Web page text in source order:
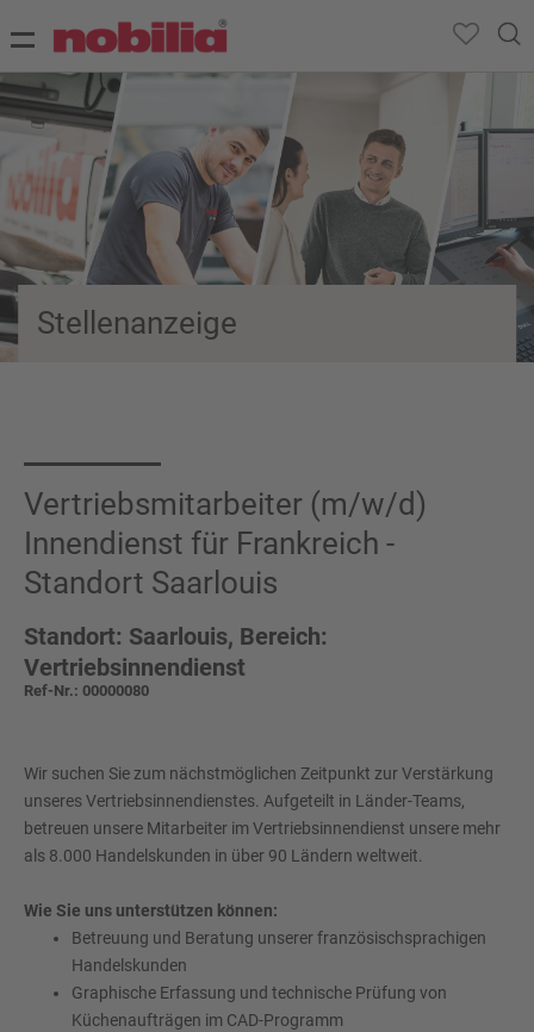
Stellenanzeige
Vertriebsmitarbeiter (m/w/d)
Innendienst für Frankreich -
Standort Saarlouis
Standort: Saarlouis, Bereich:
Vertriebsinnendienst
Ref-Nr.: 00000080
Wir suchen Sie zum nächstmöglichen Zeitpunkt zur Verstärkung
unseres Vertriebsinnendienstes. Aufgeteilt in Länder-Teams,
betreuen unsere Mitarbeiter im Vertriebsinnendienst unsere mehr
als 8.000 Handelskunden in über 90 Ländern weltweit.
Wie Sie uns unterstützen können:
Betreuung und Beratung unserer französischsprachigen
Handelskunden
Graphische Erfassung und technische Prüfung von
Küchenaufträgen im CAD-Programm